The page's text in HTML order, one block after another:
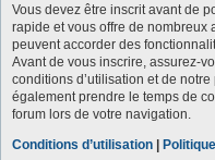
Vous devez être inscrit avant de
rapide et vous offre de nombreux
peuvent accorder des
Avant de vous inscrire, assurez-
conditions d’utilisation et de
également prendre le temps de
forum lors de votre navigation.
Conditions d’utilisation |